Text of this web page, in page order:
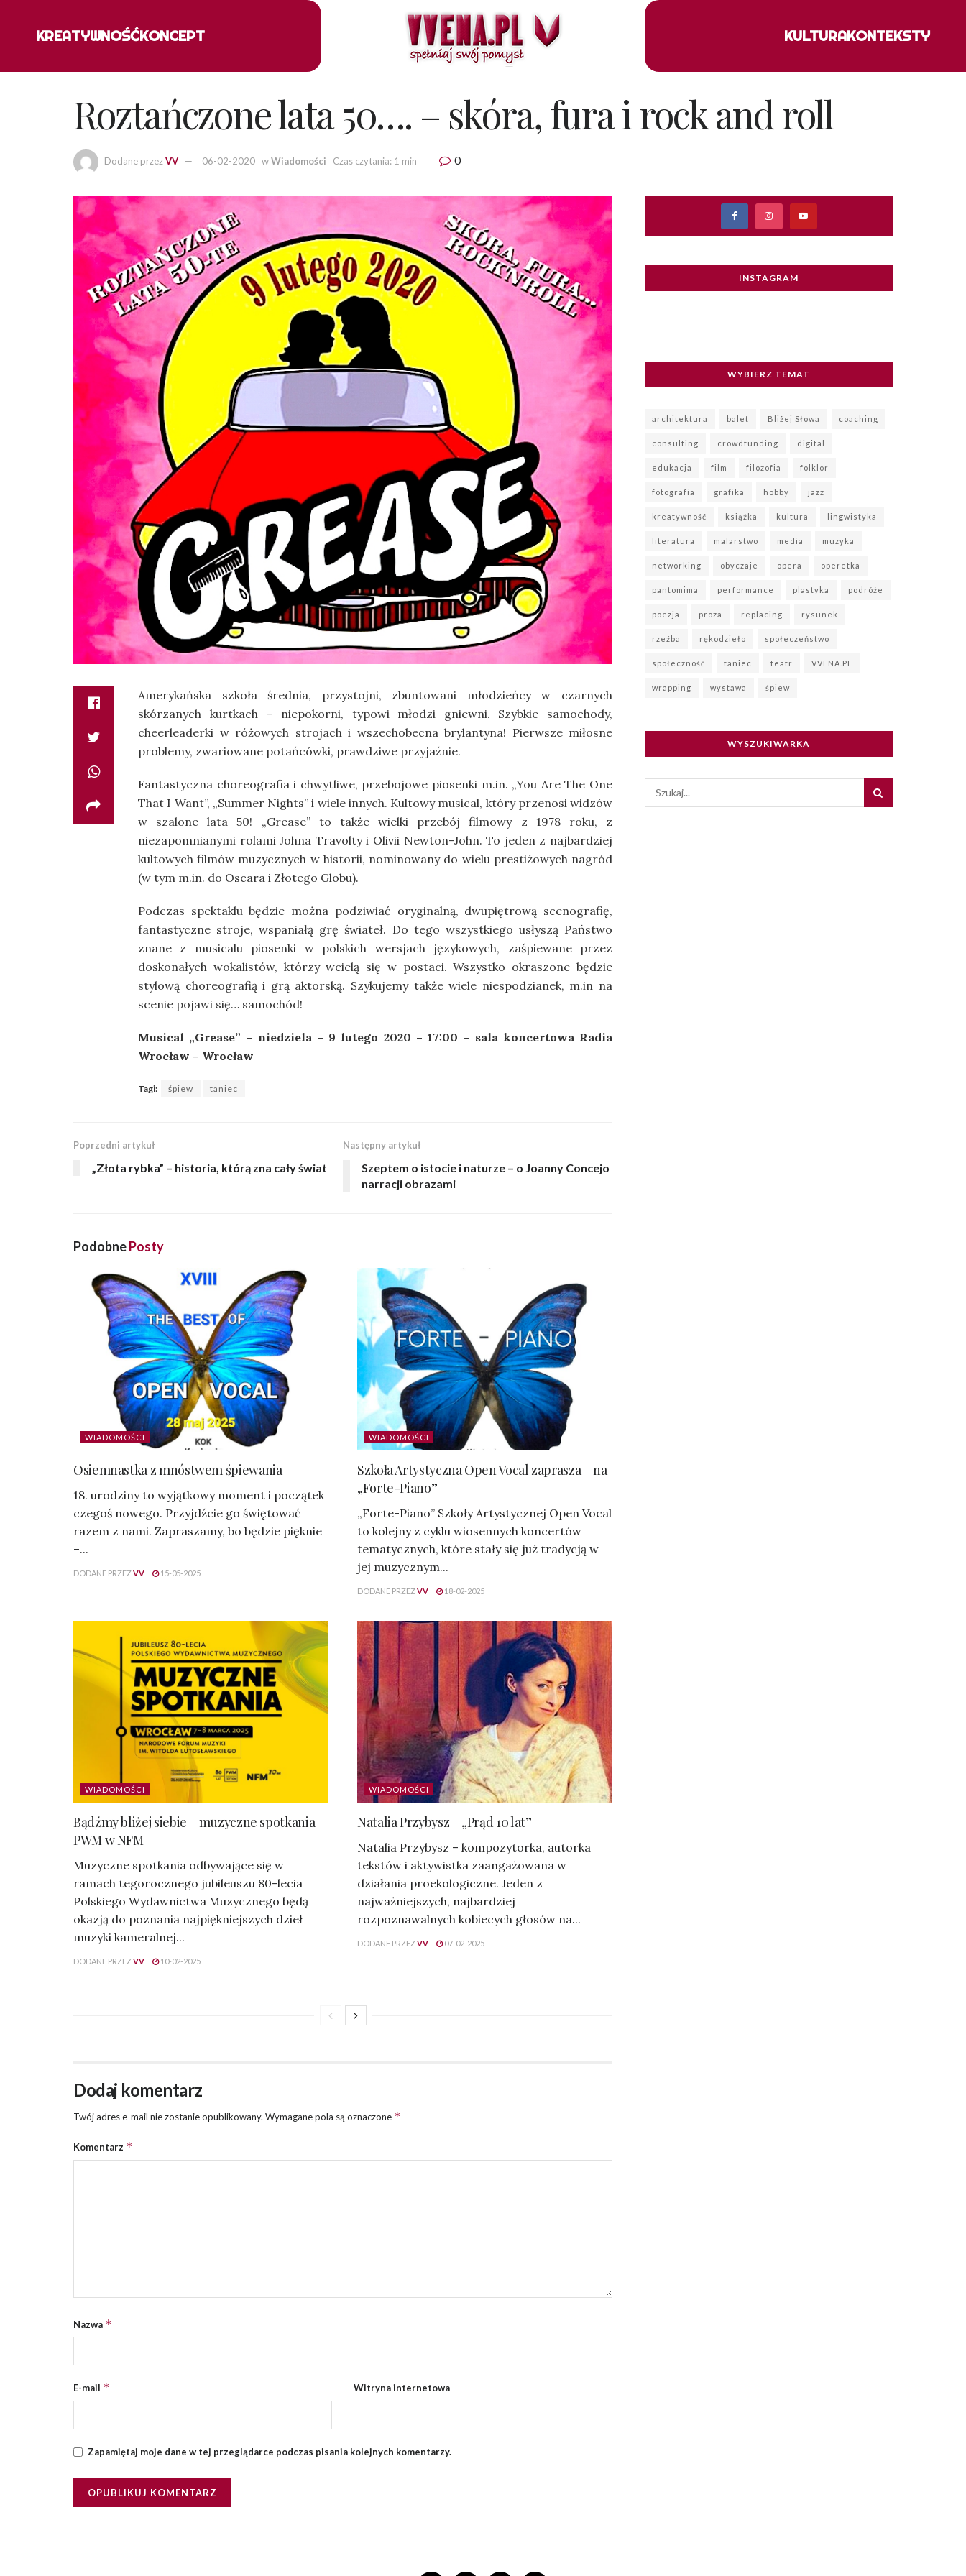
KREATYWNOŚĆKONCEPT KULTURAKONTEKSTY
Roztańczone lata 50…. – skóra, fura i rock and roll
Dodane przezVV 06-02-2020 wWiadomości Czas czytania: 1 min 0
Amerykańska szkoła średnia, przystojni, zbuntowani młodzieńcy w czarnych
skórzanych kurtkach – niepokorni, typowi młodzi gniewni. Szybkie samochody,
cheerleaderki w różowych strojach i wszechobecna brylantyna! Pierwsze miłosne
problemy, zwariowane potańcówki, prawdziwe przyjaźnie.
Fantastyczna choreografia i chwytliwe, przebojowe piosenki m.in. „You Are The One
That I Want”, „Summer Nights” i wiele innych. Kultowy musical, który przenosi widzów
w szalone lata 50! „Grease” to także wielki przebój filmowy z 1978 roku, z
niezapomnianymi rolami Johna Travolty i Olivii Newton-John. To jeden z najbardziej
kultowych filmów muzycznych w historii, nominowany do wielu prestiżowych nagród
(w tym m.in. do Oscara i Złotego Globu).
Podczas spektaklu będzie można podziwiać oryginalną, dwupiętrową scenografię,
fantastyczne stroje, wspaniałą grę świateł. Do tego wszystkiego usłyszą Państwo
znane z musicalu piosenki w polskich wersjach językowych, zaśpiewane przez
doskonałych wokalistów, którzy wcielą się w postaci. Wszystko okraszone będzie
stylową choreografią i grą aktorską. Szykujemy także wiele niespodzianek, m.in na
scenie pojawi się… samochód!
Musical „Grease” – niedziela – 9 lutego 2020 – 17:00 – sala koncertowa Radia
Wrocław – Wrocław
Tagi: śpiew taniec
Poprzedni artykuł
„Złota rybka” – historia, którą zna cały świat
Następny artykuł
Szeptem o istocie i naturze – o Joanny Concejo
narracji obrazami
PodobnePosty
WIADOMOŚCI
Osiemnastka z mnóstwem śpiewania
18. urodziny to wyjątkowy moment i początek
czegoś nowego. Przyjdźcie go świętować
razem z nami. Zapraszamy, bo będzie pięknie
–...
DODANE PRZEZVV 15-05-2025
WIADOMOŚCI
Szkoła Artystyczna Open Vocal zaprasza – na
„Forte-Piano”
„Forte-Piano” Szkoły Artystycznej Open Vocal
to kolejny z cyklu wiosennych koncertów
tematycznych, które stały się już tradycją w
jej muzycznym...
DODANE PRZEZVV 18-02-2025
WIADOMOŚCI
Bądźmy bliżej siebie – muzyczne spotkania
PWM w NFM
Muzyczne spotkania odbywające się w
ramach tegorocznego jubileuszu 80-lecia
Polskiego Wydawnictwa Muzycznego będą
okazją do poznania najpiękniejszych dzieł
muzyki kameralnej...
DODANE PRZEZVV 10-02-2025
WIADOMOŚCI
Natalia Przybysz – „Prąd 10 lat”
Natalia Przybysz – kompozytorka, autorka
tekstów i aktywistka zaangażowana w
działania proekologiczne. Jeden z
najważniejszych, najbardziej
rozpoznawalnych kobiecych głosów na...
DODANE PRZEZVV 07-02-2025
Dodaj komentarz
Twój adres e-mail nie zostanie opublikowany. Wymagane pola są oznaczone *
Komentarz *
Nazwa *
E-mail * Witryna internetowa
Zapamiętaj moje dane w tej przeglądarce podczas pisania kolejnych komentarzy.
INSTAGRAM
WYBIERZ TEMAT
architektura balet Bliżej Słowa coaching
consulting crowdfunding digital
edukacja film filozofia folklor
fotografia grafika hobby jazz
kreatywność książka kultura lingwistyka
literatura malarstwo media muzyka
networking obyczaje opera operetka
pantomima performance plastyka podróże
poezja proza replacing rysunek
rzeźba rękodzieło społeczeństwo
społeczność taniec teatr VVENA.PL
wrapping wystawa śpiew
WYSZUKIWARKA